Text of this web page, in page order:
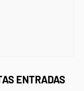
ENTRADAS